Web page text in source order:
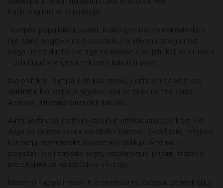
tradicionalističke orijentacije.
Trumpov populistički pokret, koliko god bio pojednostavljen,
nije samo odgovor na ekonomsku i društvenu nesigurnost
nego i izraz dublje potrage za smislom u svijetu koji se urušava
– uključujući i religijski, crkveni i katolički svijet.
Ima onih koji Trumpa vide kao mesiju, i onih koji ga vide kao
antikrista. No jedno je sigurno: ova se priča ne tiče samo
Amerike, niti samo američkih katolika.
Autor, jedan od vodećih katoličkih intelektualaca, u knjizi Od
Boga do Trumpa secira ideološke lomove, populizam, religijsku
konfuziju i identitetske sukobe koji oblikuju Ameriku – i
pogađaju cijeli zapadni svijet, razotkrivajući pritom i izazove
pred kojima se nalazi Crkva u Europi.
Massimo Faggioli redoviti je profesor na Odsjeku za teologiju i